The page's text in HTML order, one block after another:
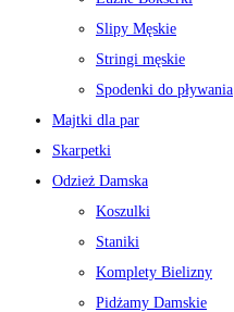
Slipy Męskie
Stringi męskie
Spodenki do pływania
Majtki dla par
Skarpetki
Odzież Damska
Koszulki
Staniki
Komplety Bielizny
Pidżamy Damskie